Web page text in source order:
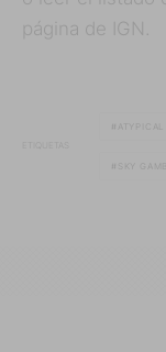
página de IGN.
ETIQUETAS
SKY